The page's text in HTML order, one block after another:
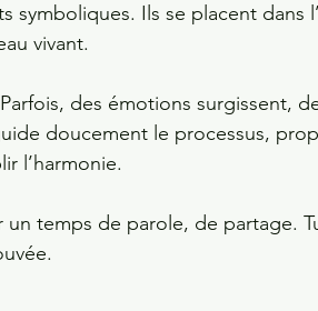
symboliques. Ils se placent dans
vivant.
des émotions surgissent,
doucement le processus,
l’harmonie.
un temps de parole, de partage.